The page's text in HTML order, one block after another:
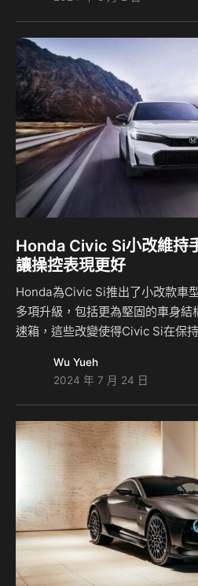
擎配置。 外觀部分，Honda
車展的概念車保持一致，採用了
備了專屬徽飾、深色飾條、黑色的
大的排氣尾管，這些細節與e:HEV
Civic RS還可以選配原廠運動配件
類似…
Honda Civic Si小改維
讓操控表現更好
Honda為Civic Si推出了小改款車
多項升級，包括更為堅固的車身
速箱，這些改變使得Civic Si在保
台幣2.8萬元)，售價來到29,950
力不變、操控變好的狀況下，小
受的。 新款Honda Civic Si在外
與5月份看到的Civic改款相當類似
設計，水箱護罩改採六角型蜂窩狀
相得益彰，營造出更濃烈的運動
Wu Yueh
2024 年 7 月 24 日